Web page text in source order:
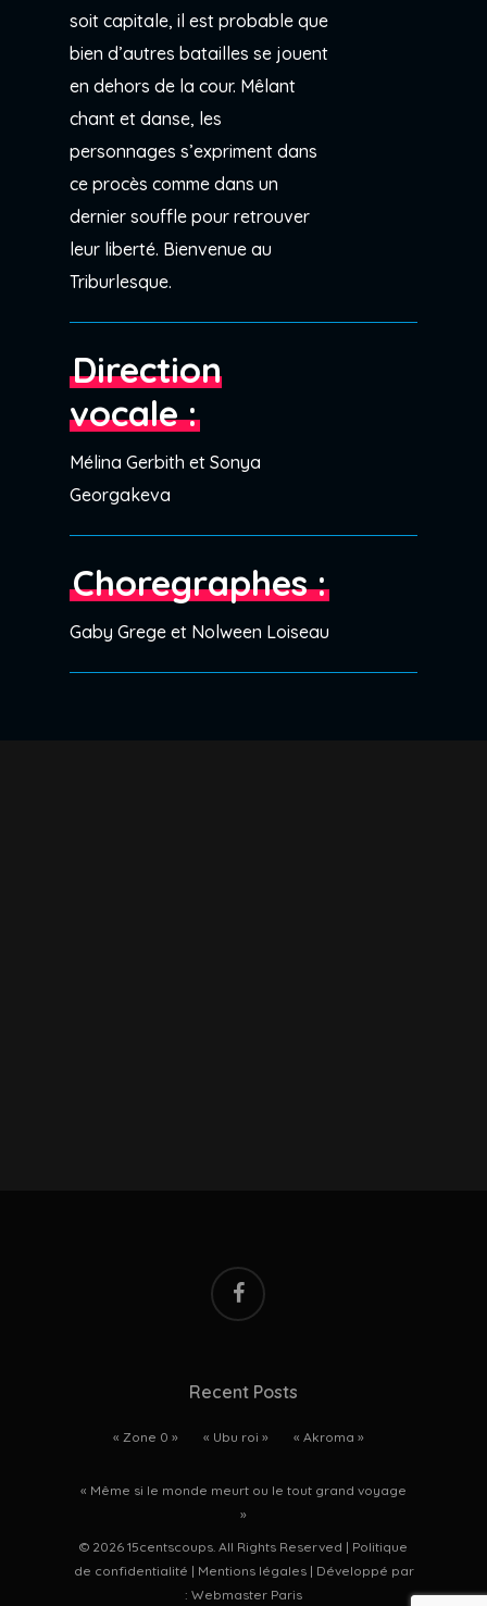
soit capitale, il est probable que
bien d’autres batailles se jouent
en dehors de la cour. Mêlant
chant et danse, les
personnages s’expriment dans
ce procès comme dans un
dernier souffle pour retrouver
leur liberté. Bienvenue au
Triburlesque.
Direction
vocale :
Mélina Gerbith et Sonya
Georgakeva
Choregraphes :
Gaby Grege et Nolween Loiseau
facebook
Recent Posts
« Zone 0 » « Ubu roi » « Akroma »
« Même si le monde meurt ou le tout grand voyage
»
© 2026 15centscoups. All Rights Reserved | Politique
de confidentialité | Mentions légales| Développé par
: Webmaster Paris